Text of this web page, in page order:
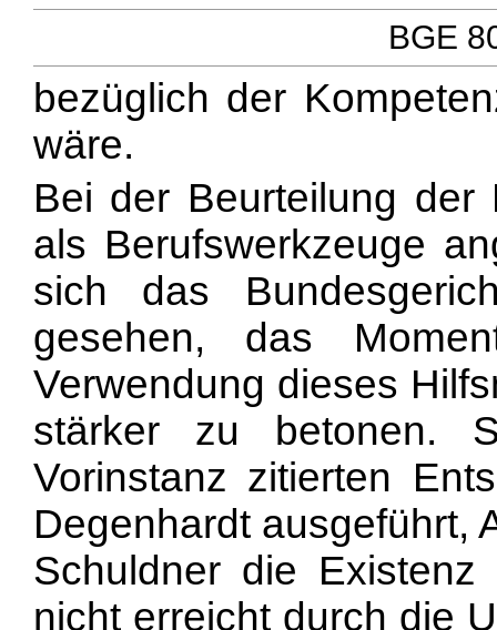
BGE
bezüglich der
wäre.
Bei der Beurteilung der
als Berufswerkzeuge
sich das
gesehen, das
Verwendung dieses
stärker zu betonen.
Vorinstanz zitierten
Degenhardt ausgeführt,
Schuldner die
nicht erreicht durch die